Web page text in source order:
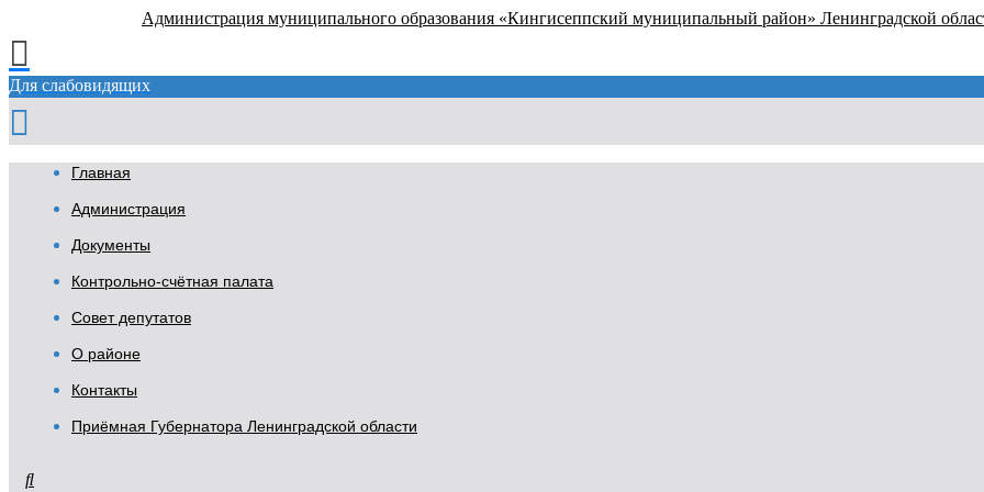
Администрация муниципального образования «Кингисеппский муниципальный район» Ленинградской
Для слабовидящих
Главная
Администрация
Документы
Контрольно-счётная палата
Совет депутатов
О районе
Контакты
Приёмная Губернатора Ленинградской области